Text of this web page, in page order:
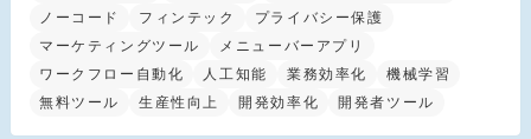
ノーコード
フィンテック
プライバシー保護
マーケティングツール
メニューバーアプリ
ワークフロー自動化
人工知能 業務効率化
機械学習
無料ツール
生産性向上 開発効率化 開発者ツール